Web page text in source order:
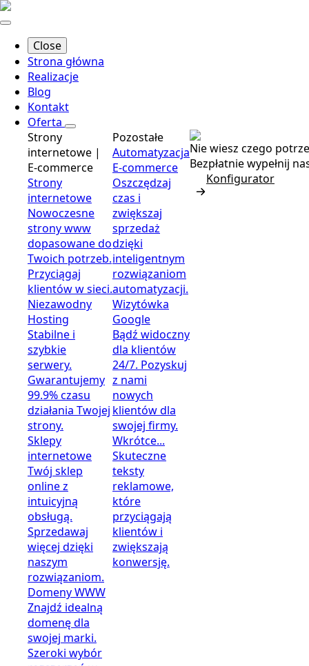
Close
Strona główna
Realizacje
Blog
Kontakt
Oferta
Strony
internetowe |
E-commerce
Strony
internetowe
Nowoczesne
strony www
dopasowane do
Twoich potrzeb.
Przyciągaj
klientów w sieci.
Niezawodny
Hosting
Stabilne i
szybkie
serwery.
Gwarantujemy
99.9% czasu
działania Twojej
strony.
Sklepy
internetowe
Twój sklep
online z
intuicyjną
obsługą.
Sprzedawaj
więcej dzięki
naszym
rozwiązaniom.
Domeny WWW
Znajdź idealną
domenę dla
swojej marki.
Szeroki wybór
Pozostałe
Automatyzacja
E-commerce
Oszczędzaj
czas i
zwiększaj
sprzedaż
dzięki
inteligentnym
rozwiązaniom
automatyzacji.
Wizytówka
Google
Bądź widoczny
dla klientów
24/7. Pozyskuj
z nami
nowych
klientów dla
swojej firmy.
Wkrótce...
Skuteczne
teksty
reklamowe,
które
przyciągają
klientów i
zwiększają
konwersję.
Nie wiesz czego
Bezpłatnie wypełnij
Konfigurator